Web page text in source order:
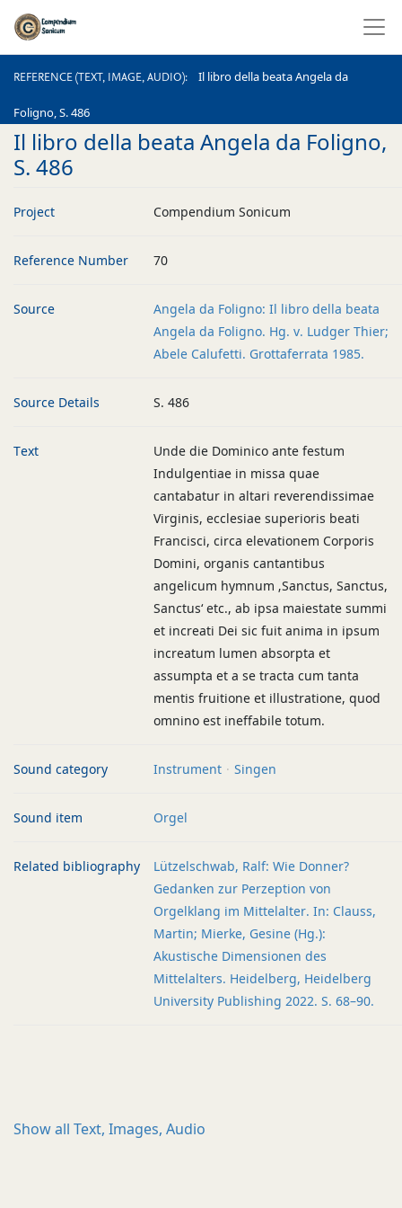
REFERENCE (TEXT, IMAGE, AUDIO) Il libro della beata Angela da
Foligno, S. 486
REFERENCE (TEXT, IMAGE, AUDIO)
Il libro della beata Angela da Foligno,
S. 486
Project Compendium Sonicum
Reference Number 70
Source
Angela da Foligno: Il libro della beata
Angela da Foligno. Hg. v. Ludger Thier;
Abele Calufetti. Grottaferrata 1985.
Source Details S. 486
Text
Unde die Dominico ante festum
Indulgentiae in missa quae
cantabatur in altari reverendissimae
Virginis, ecclesiae superioris beati
Francisci, circa elevationem Corporis
Domini, organis cantantibus
angelicum hymnum ‚Sanctus, Sanctus,
Sanctus‘ etc., ab ipsa maiestate summi
et increati Dei sic fuit anima in ipsum
increatum lumen absorpta et
assumpta et a se tracta cum tanta
mentis fruitione et illustratione, quod
omnino est ineffabile totum.
Sound category Instrument Singen
Sound item Orgel
Related bibliography
Lützelschwab, Ralf: Wie Donner?
Gedanken zur Perzeption von
Orgelklang im Mittelalter. In: Clauss,
Martin; Mierke, Gesine (Hg.):
Akustische Dimensionen des
Mittelalters. Heidelberg, Heidelberg
University Publishing 2022. S. 68–90.
Show all Text, Images, Audio